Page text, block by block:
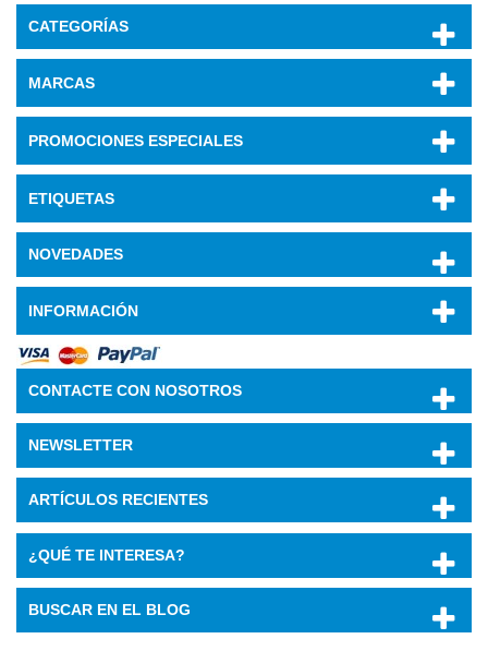
CATEGORÍAS
MARCAS
PROMOCIONES ESPECIALES
ETIQUETAS
NOVEDADES
INFORMACIÓN
CONTACTE CON NOSOTROS
NEWSLETTER
ARTÍCULOS RECIENTES
¿QUÉ TE INTERESA?
BUSCAR EN EL BLOG